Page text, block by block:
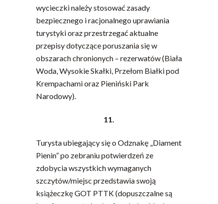
wycieczki należy stosować zasady
bezpiecznego i racjonalnego uprawiania
turystyki oraz przestrzegać aktualne
przepisy dotyczące poruszania się w
obszarach chronionych – rezerwatów (Biała
Woda, Wysokie Skałki, Przełom Białki pod
Krempachami oraz Pieniński Park
Narodowy).
11.
Turysta ubiegający się o Odznakę „Diament
Pienin” po zebraniu potwierdzeń ze
zdobycia wszystkich wymaganych
szczytów/miejsc przedstawia swoją
książeczkę GOT PTTK (dopuszczalne są